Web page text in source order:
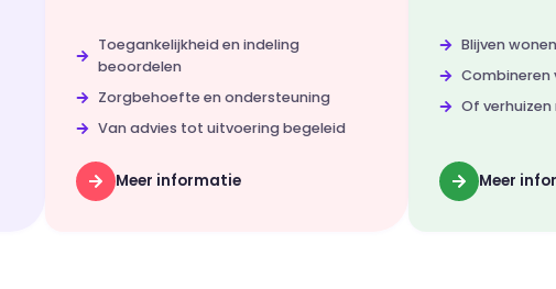
Toegankelijkheid en indeling
beoordelen
Zorgbehoefte en ondersteuning
Van advies tot uitvoering begeleid
Meer informatie
Blijven
Combineren
Of
Meer